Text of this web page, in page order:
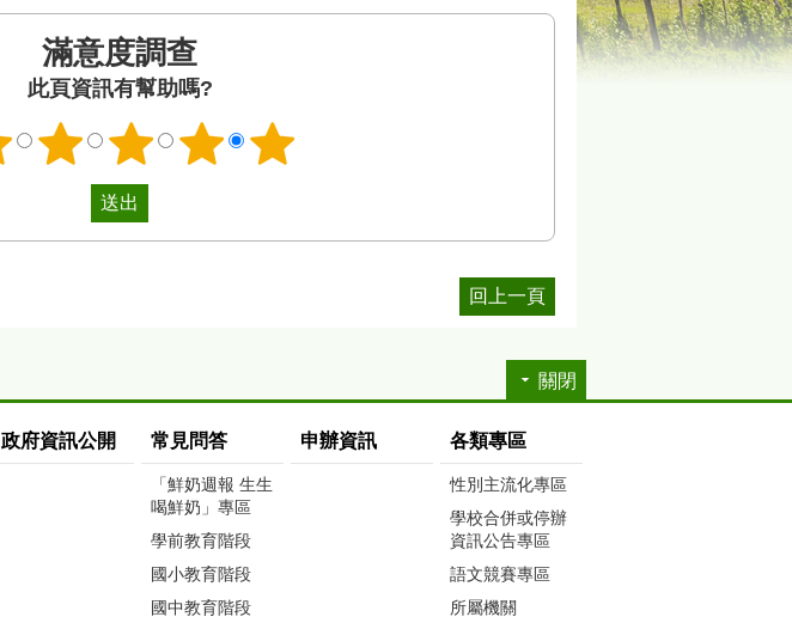
滿意度調查
此頁資訊有幫助嗎?
回上一頁
關閉
政府資訊公開 常見問答
「鮮奶週報 生生
喝鮮奶」專區
學前教育階段
國小教育階段
國中教育階段
申辦資訊 各類專區
性別主流化專區
學校合併或停辦
資訊公告專區
語文競賽專區
所屬機關